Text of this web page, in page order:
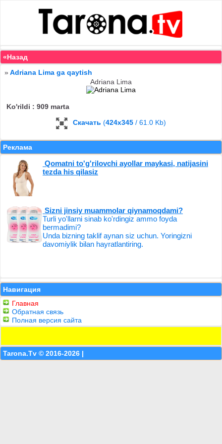
«Назад
»Adriana Lima ga qaytish
Adriana Lima
Ko'rildi : 909 marta
Скачать (424x345 / 61.0 Kb)
Реклама
Qomatni to'g'rilovchi ayollar maykasi, natijasini
tezda his qilasiz
Sizni jinsiy muammolar qiynamoqdami?
Turli yo'llarni sinab ko'rdingiz ammo foyda
bermadimi?
Unda bizning taklif aynan siz uchun. Yoringizni
davomiylik bilan hayratlantiring.
Навигация
Главная
Обратная связь
Полная версия сайта
Tarona.Tv © 2016-2026 |